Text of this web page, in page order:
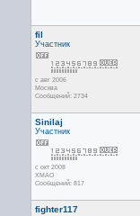
fil
Участник
с авг 2006
Москва
Сообщений: 2734
Sinilaj
Участник
с окт 2008
ХМАО
Сообщений: 817
fighter117